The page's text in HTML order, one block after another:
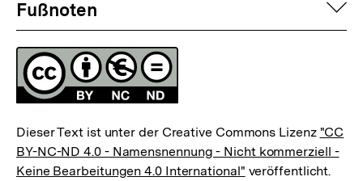
Fußnoten
Lizenz
Dieser Text ist unter der Creative Commons Lizenz "CC
BY-NC-ND 4.0 - Namensnennung - Nicht kommerziell -
Keine Bearbeitungen 4.0 International" veröffentlicht.